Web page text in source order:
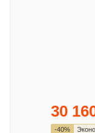
30
-40%